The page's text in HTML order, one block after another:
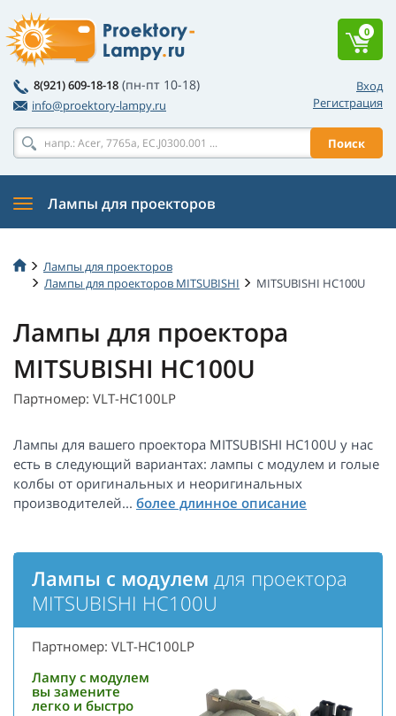
Вход
Регистрация
8(921) 609-18-18 (пн-пт 10-18)
info@proektory-lampy.ru
Поиск
0
Лампы для проекторов
Лампы для проекторов
Лампы для проекторов MITSUBISHI
MITSUBISHI HC100U
Лампы для проектора
MITSUBISHI HC100U
Партномер: VLT-HC100LP
Лампы для вашего проектора MITSUBISHI HC100U у нас
есть в следующий вариантах: лампы с модулем и голые
колбы от оригинальных и неоригинальных
производителей...
Лампы с модулем для проектора
MITSUBISHI HC100U
Партномер: VLT-HC100LP
Лампу с модулем
вы замените
легко и быстро